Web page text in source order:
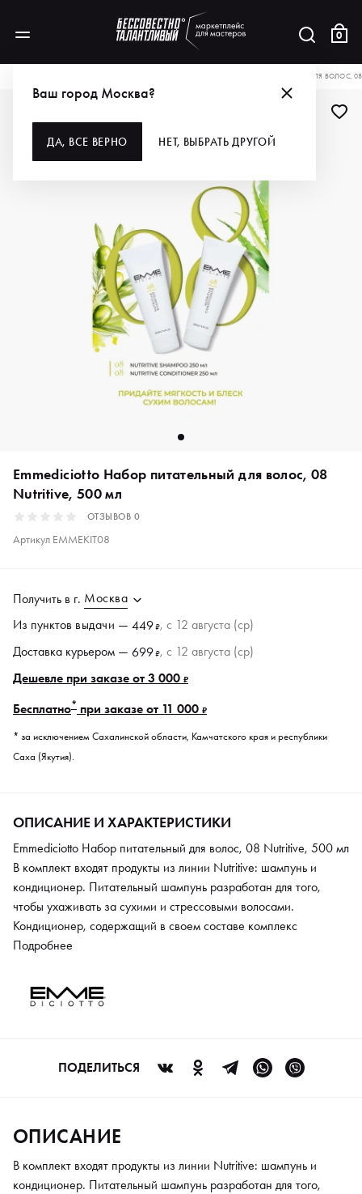
0
Ваш город Москва?
ДА, ВСЕ ВЕРНО НЕТ, ВЫБРАТЬ ДРУГОЙ
EMMEDICIOTTO НАБОР ПИТАТЕЛЬНЫЙ ДЛЯ ВОЛОС, 08
Emmediciotto Набор питательный для волос, 08
Nutritive, 500 мл
ОТЗЫВОВ 0
Артикул EMMEKIT08
Получить в г. Москва
Из пунктов выдачи — 449₽, c 12 августа (ср)
Доставка курьером — 699₽, c 12 августа (ср)
Дешевле при заказе от 3 000 ₽
Бесплатно* при заказе от 11 000 ₽
* за исключением Сахалинской области, Камчатского края и республики
Саха (Якутия).
ОПИСАНИЕ И ХАРАКТЕРИСТИКИ
Emmediciotto Набор питательный для волос, 08 Nutritive, 500 мл
В комплект входят продукты из линии Nutritive: шампунь и
кондиционер. Питательный шампунь разработан для того,
чтобы ухаживать за сухими и стрессовыми волосами.
Кондиционер, содержащий в своем составе комплекс
витаминов, оживляет и восстанавливает усталые и тусклые
волосам здоровый блеск и шелковистую мягкость с первого
использования. Это средство превосходно ухаживает за
алоэ интенсивно насыщают и увлажняют волосы, придавая им
мягкость и блеск, а также облегчая расчесывание.
08 Nutritive Shampoo 250 мл, 08 Nutritive Conditioner 250 мл.
Подробнее
ПОДЕЛИТЬСЯ
ОПИСАНИЕ
В комплект входят продукты из линии Nutritive: шампунь и
кондиционер. Питательный шампунь разработан для того,